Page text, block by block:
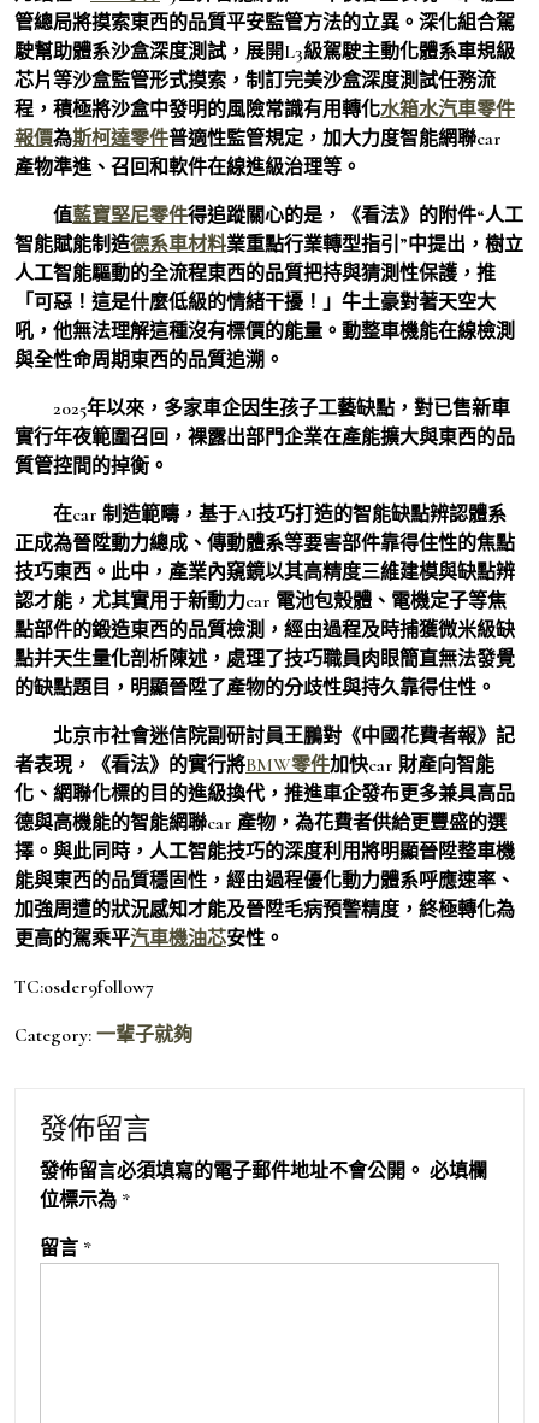
管總局將摸索東西的品質平安監管方法的立異。深化組合駕
駛幫助體系沙盒深度測試，展開L3級駕駛主動化體系車規級
芯片等沙盒監管形式摸索，制訂完美沙盒深度測試任務流
程，積極將沙盒中發明的風險常識有用轉化水箱水汽車零件
報價為斯柯達零件普適性監管規定，加大力度智能網聯car
產物準進、召回和軟件在線進級治理等。
值藍寶堅尼零件得追蹤關心的是，《看法》的附件“人工
智能賦能制造德系車材料業重點行業轉型指引”中提出，樹立
人工智能驅動的全流程東西的品質把持與猜測性保護，推
「可惡！這是什麼低級的情緒干擾！」牛土豪對著天空大
吼，他無法理解這種沒有標價的能量。動整車機能在線檢測
與全性命周期東西的品質追溯。
2025年以來，多家車企因生孩子工藝缺點，對已售新車
實行年夜範圍召回，裸露出部門企業在產能擴大與東西的品
質管控間的掉衡。
在car 制造範疇，基于AI技巧打造的智能缺點辨認體系
正成為晉陞動力總成、傳動體系等要害部件靠得住性的焦點
技巧東西。此中，產業內窺鏡以其高精度三維建模與缺點辨
認才能，尤其實用于新動力car 電池包殼體、電機定子等焦
點部件的鍛造東西的品質檢測，經由過程及時捕獲微米級缺
點并天生量化剖析陳述，處理了技巧職員肉眼簡直無法發覺
的缺點題目，明顯晉陞了產物的分歧性與持久靠得住性。
北京市社會迷信院副研討員王鵬對《中國花費者報》記
者表現，《看法》的實行將BMW零件加快car 財產向智能
化、網聯化標的目的進級換代，推進車企發布更多兼具高品
德與高機能的智能網聯car 產物，為花費者供給更豐盛的選
擇。與此同時，人工智能技巧的深度利用將明顯晉陞整車機
能與東西的品質穩固性，經由過程優化動力體系呼應速率、
加強周遭的狀況感知才能及晉陞毛病預警精度，終極轉化為
更高的駕乘平汽車機油芯安性。
TC:osder9follow7
Category: 一輩子就夠
發佈留言
發佈留言必須填寫的電子郵件地址不會公開。 必填欄
位標示為 *
留言 *